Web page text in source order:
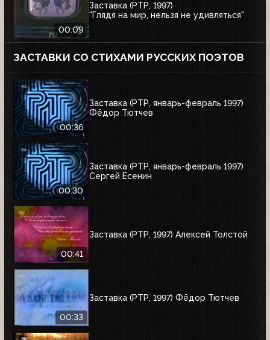
00:09
Заставка (РТР, 1997)
"Глядя на мир, нельзя не удивляться"
ЗАСТАВКИ СО СТИХАМИ РУССКИХ ПОЭТОВ
00:36
Заставка (РТР, январь-февраль 1997)
Фёдор Тютчев
00:30
Заставка (РТР, январь-февраль 1997)
Сергей Есенин
00:41
Заставка (РТР, 1997) Алексей Толстой
00:33
Заставка (РТР, 1997) Фёдор Тютчев